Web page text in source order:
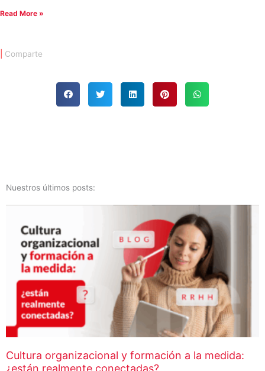
Read More »
Comparte
Nuestros últimos posts:
Cultura organizacional y formación a la medida:
¿están realmente conectadas?